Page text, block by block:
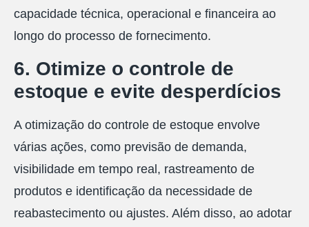
capacidade técnica, operacional e financeira ao
longo do processo de fornecimento.
6. Otimize o controle de
estoque e evite desperdícios
A otimização do controle de estoque envolve
várias ações, como previsão de demanda,
visibilidade em tempo real, rastreamento de
produtos e identificação da necessidade de
reabastecimento ou ajustes. Além disso, ao adotar